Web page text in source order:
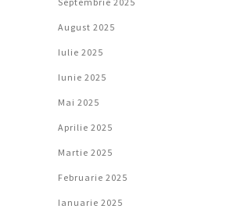
August 2025
Iulie 2025
Iunie 2025
Mai 2025
Aprilie 2025
Martie 2025
Februarie 2025
Ianuarie 2025